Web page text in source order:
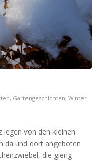
, Gartengeschichten, Winter
legen von den kleinen
da und dort angeboten
die gierig